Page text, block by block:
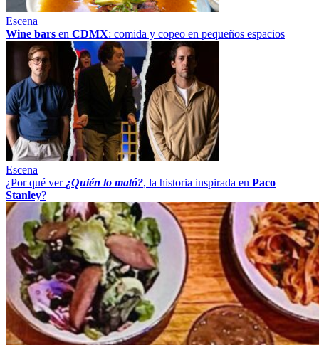
Escena
Wine bars en CDMX: comida y copeo en pequeños espacios
Escena
¿Por qué ver ¿Quién lo mató?, la historia inspirada en Paco
Stanley?